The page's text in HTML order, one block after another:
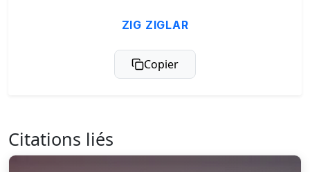
ZIG ZIGLAR
Copier
Citations liés